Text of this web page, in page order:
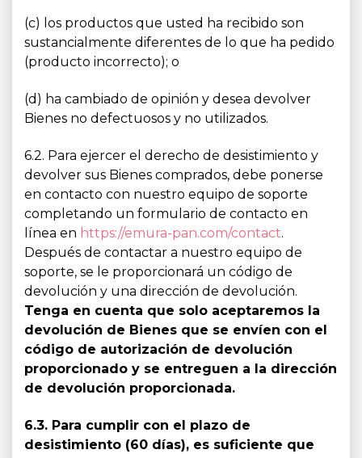
(c) los productos que usted ha recibido son
sustancialmente diferentes de lo que ha pedido
(producto incorrecto); o
(d) ha cambiado de opinión y desea devolver
Bienes no defectuosos y no utilizados.
6.2. Para ejercer el derecho de desistimiento y
devolver sus Bienes comprados, debe ponerse
en contacto con nuestro equipo de soporte
completando un formulario de contacto en
línea en https://emura-pan.com/contact.
Después de contactar a nuestro equipo de
soporte, se le proporcionará un código de
devolución y una dirección de devolución.
Tenga en cuenta que solo aceptaremos la
devolución de Bienes que se envíen con el
código de autorización de devolución
proporcionado y se entreguen a la dirección
de devolución proporcionada.
6.3. Para cumplir con el plazo de
desistimiento (60 días), es suficiente que